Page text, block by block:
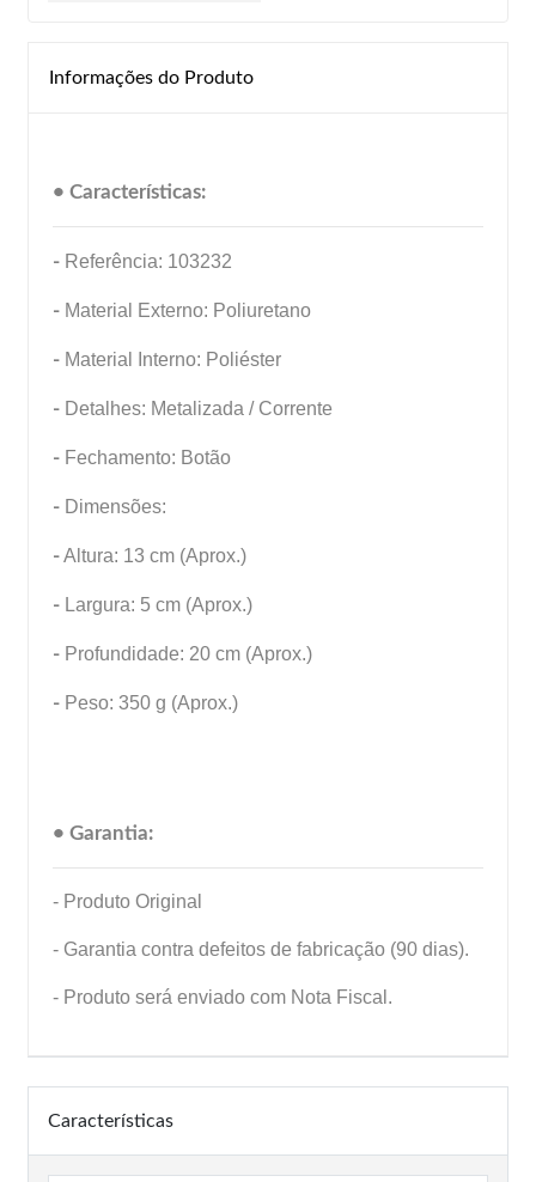
Informações do Produto
• Características:
- Referência: 103232
- Material Externo: Poliuretano
- Material Interno: Poliéster
- Detalhes: Metalizada / Corrente
- Fechamento: Botão
- Dimensões:
-Altura: 13 cm (Aprox.)
- Largura: 5 cm (Aprox.)
- Profundidade: 20 cm (Aprox.)
- Peso: 350 g (Aprox.)
• Garantia:
- Produto Original
- Garantia contra defeitos de fabricação (90 dias).
- Produto será enviado com Nota Fiscal.
Características